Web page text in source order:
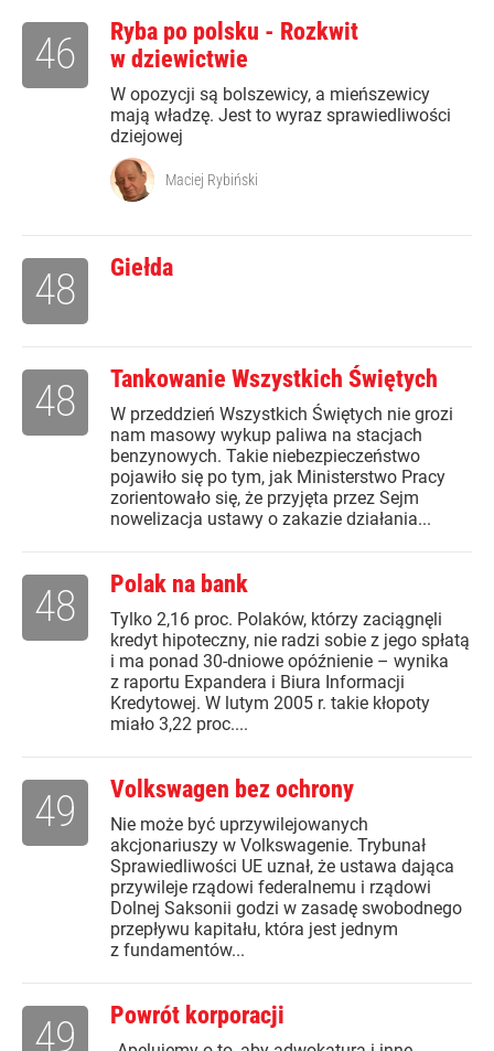
Ryba po polsku - Rozkwit
w dziewictwie
W opozycji są bolszewicy, a mieńszewicy
mają władzę. Jest to wyraz sprawiedliwości
dziejowej
46
Maciej Rybiński
Giełda
48
Tankowanie Wszystkich Świętych
W przeddzień Wszystkich Świętych nie grozi
nam masowy wykup paliwa na stacjach
benzynowych. Takie niebezpieczeństwo
pojawiło się po tym, jak Ministerstwo Pracy
zorientowało się, że przyjęta przez Sejm
nowelizacja ustawy o zakazie działania...
48
Polak na bank
Tylko 2,16 proc. Polaków, którzy zaciągnęli
kredyt hipoteczny, nie radzi sobie z jego spłatą
i ma ponad 30-dniowe opóźnienie – wynika
z raportu Expandera i Biura Informacji
Kredytowej. W lutym 2005 r. takie kłopoty
miało 3,22 proc....
48
Volkswagen bez ochrony
Nie może być uprzywilejowanych
akcjonariuszy w Volkswagenie. Trybunał
Sprawiedliwości UE uznał, że ustawa dająca
przywileje rządowi federalnemu i rządowi
Dolnej Saksonii godzi w zasadę swobodnego
przepływu kapitału, która jest jednym
z fundamentów...
49
Powrót korporacji
49